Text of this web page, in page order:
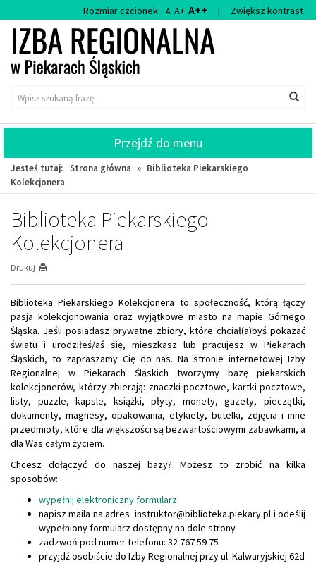
do
głównej
treści
do
wyszukiwarki
Rozmiar czcionek: A A+ A++ | Zwiększ kontrast
Wyszukiwarka
Przejdź do menu
Jesteś tutaj: Strona główna » Biblioteka Piekarskiego
Kolekcjonera
Biblioteka Piekarskiego
Kolekcjonera
Drukuj
Biblioteka Piekarskiego Kolekcjonera to społeczność, którą łączy
pasja kolekcjonowania oraz wyjątkowe miasto na mapie Górnego
Śląska. Jeśli posiadasz prywatne zbiory, które chciał(a)byś pokazać
światu i urodziłeś/aś się, mieszkasz lub pracujesz w Piekarach
Śląskich, to zapraszamy Cię do nas. Na stronie internetowej Izby
Regionalnej w Piekarach Śląskich tworzymy bazę piekarskich
kolekcjonerów, którzy zbierają: znaczki pocztowe, kartki pocztowe,
listy, puzzle, kapsle, książki, płyty, monety, gazety, pieczątki,
dokumenty, magnesy, opakowania, etykiety, butelki, zdjęcia i inne
przedmioty, które dla większości są bezwartościowymi zabawkami, a
dla Was całym życiem.
Chcesz dołączyć do naszej bazy? Możesz to zrobić na kilka
sposobów:
wypełnij elektroniczny formularz
napisz maila na adres instruktor@biblioteka.piekary.pl i odeślij
wypełniony formularz dostępny na dole strony
zadzwoń pod numer telefonu: 32 767 59 75
przyjdź osobiście do Izby Regionalnej przy ul. Kalwaryjskiej 62d